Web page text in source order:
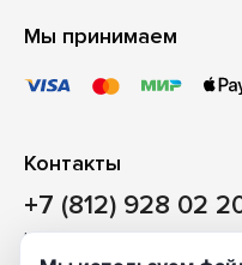
Мы принимаем
Контакты
+7 (812) 928 02
Наш магазин